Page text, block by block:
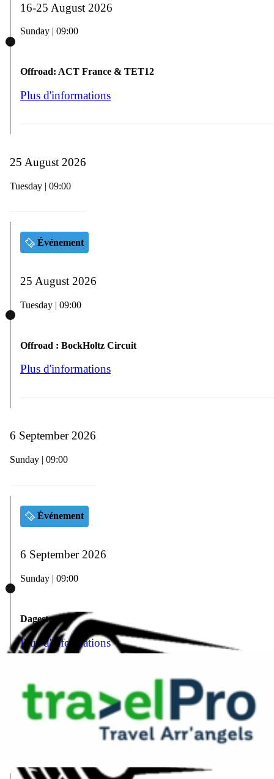
16-25 August 2026
Sunday | 09:00
Offroad: ACT France & TET12
Plus d'informations
25 August 2026
Tuesday | 09:00
Événement
25 August 2026
Tuesday | 09:00
Offroad : BockHoltz Circuit
Plus d'informations
6 September 2026
Sunday | 09:00
Événement
6 September 2026
Sunday | 09:00
Dagestour
Plus d'informations
17 September 2026